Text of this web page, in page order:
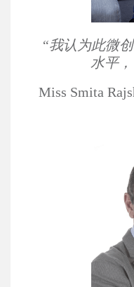
“我认为此微
水平，
Miss Smita